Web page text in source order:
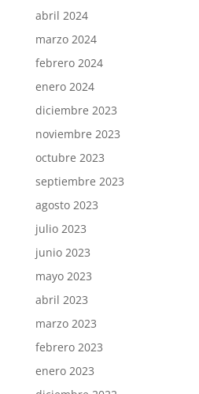
abril 2024
marzo 2024
febrero 2024
enero 2024
diciembre 2023
noviembre 2023
octubre 2023
septiembre 2023
agosto 2023
julio 2023
junio 2023
mayo 2023
abril 2023
marzo 2023
febrero 2023
enero 2023